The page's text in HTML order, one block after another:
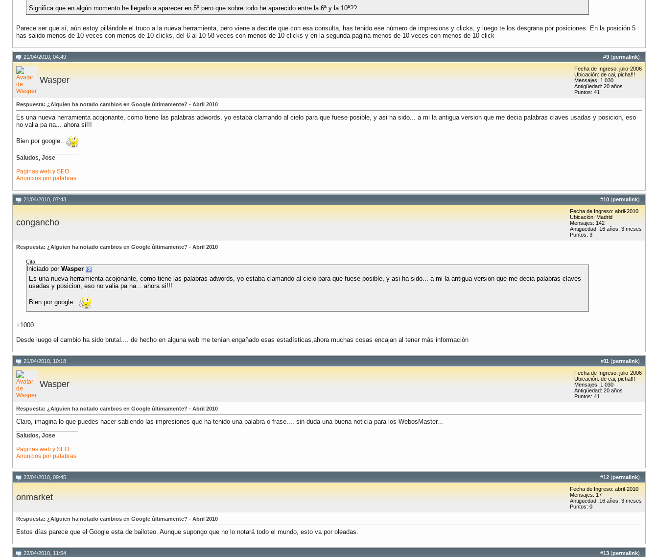
Significa que en algún momento he llegado a aparecer en 5º pero que sobre todo he aparecido entre la 6ª y la 10ª??
Parece ser que sí, aún estoy pillándole el truco a la nueva herramienta, pero viene a decirte que con esa consulta, has tenido ese número de impresions y clicks, y luego te los desgrana por posiciones. En la posición 5
has salido menos de 10 veces con menos de 10 clicks, del 6 al 10 58 veces con menos de 10 clicks y en la segunda pagina menos de 10 veces con menos de 10 click
#9 (permalink)
21/04/2010, 04:49
Wasper
Fecha de Ingreso: julio-2006
Ubicación: de cai, picha!!!
Mensajes: 1.030
Antigüedad: 20 años
Puntos: 41
Respuesta: ¿Alguien ha notado cambios en Google últimamente? - Abril 2010
Es una nueva herramienta acojonante, como tiene las palabras adwords, yo estaba clamando al cielo para que fuese posible, y asi ha sido... a mi la antigua version que me decia palabras claves usadas y posicion, eso
no valia pa na... ahora si!!!
Bien por google...
Saludos, Jose
Paginas web y SEO
Anuncios por palabras
#10 (permalink)
21/04/2010, 07:43
congancho
Fecha de Ingreso: abril-2010
Ubicación: Madrid
Mensajes: 142
Antigüedad: 16 años, 3 meses
Puntos: 3
Respuesta: ¿Alguien ha notado cambios en Google últimamente? - Abril 2010
Cita:
Iniciado por Wasper
Es una nueva herramienta acojonante, como tiene las palabras adwords, yo estaba clamando al cielo para que fuese posible, y asi ha sido... a mi la antigua version que me decia palabras claves
usadas y posicion, eso no valia pa na... ahora si!!!
Bien por google...
+1000
Desde luego el cambio ha sido brutal.... de hecho en alguna web me tenían engañado esas estadísticas,ahora muchas cosas encajan al tener más información
#11 (permalink)
21/04/2010, 10:18
Wasper
Fecha de Ingreso: julio-2006
Ubicación: de cai, picha!!!
Mensajes: 1.030
Antigüedad: 20 años
Puntos: 41
Respuesta: ¿Alguien ha notado cambios en Google últimamente? - Abril 2010
Claro, imagina lo que puedes hacer sabiendo las impresiones que ha tenido una palabra o frase.... sin duda una buena noticia para los WebosMaster...
Saludos, Jose
Paginas web y SEO
Anuncios por palabras
#12 (permalink)
22/04/2010, 09:45
onmarket
Fecha de Ingreso: abril-2010
Mensajes: 17
Antigüedad: 16 años, 3 meses
Puntos: 0
Respuesta: ¿Alguien ha notado cambios en Google últimamente? - Abril 2010
Estos días parece que el Google esta de bailoteo. Aunque supongo que no lo notará todo el mundo, esto va por oleadas.
#13 (permalink)
22/04/2010, 11:54